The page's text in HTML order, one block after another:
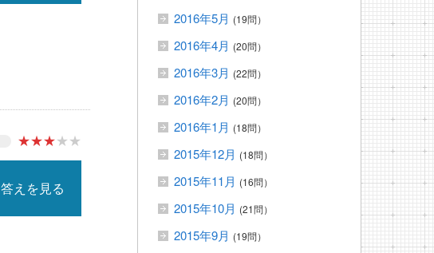
★★★★★
答えを見る
2016年5月 (19問）
2016年4月 (20問）
2016年3月 (22問）
2016年2月 (20問）
2016年1月 (18問）
2015年12月 (18問）
2015年11月 (16問）
2015年10月 (21問）
2015年9月 (19問）